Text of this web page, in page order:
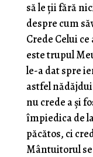
să le ţii fără
despre cum
Crede Celui
este trupul
le-a dat spre
astfel
nu crede a şi
împiedica de
păcătos, ci
Mântuitorul